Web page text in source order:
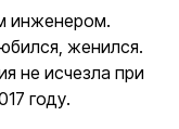
инженером.
женился.
не исчезла при
году.